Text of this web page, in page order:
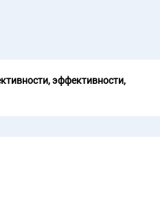
эффективности,